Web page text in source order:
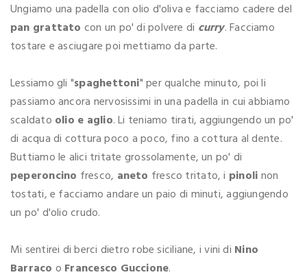
Ungiamo una padella con olio d'oliva e facciamo cadere del
pan grattato con un po' di polvere di curry. Facciamo
tostare e asciugare poi mettiamo da parte.
Lessiamo gli "spaghettoni" per qualche minuto, poi li
passiamo ancora nervosissimi in una padella in cui abbiamo
scaldato olio e aglio. Li teniamo tirati, aggiungendo un po'
di acqua di cottura poco a poco, fino a cottura al dente.
Buttiamo le alici tritate grossolamente, un po' di
peperoncino fresco, aneto fresco tritato, i pinolinon
tostati, e facciamo andare un paio di minuti, aggiungendo
un po' d'olio crudo.
Mi sentirei di berci dietro robe siciliane, i vini di Nino
Barraco o Francesco Guccione.